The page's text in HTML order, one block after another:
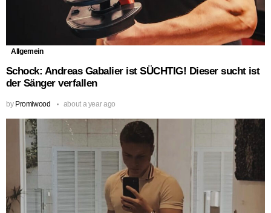
Allgemein
Schock: Andreas Gabalier ist SÜCHTIG! Dieser sucht ist
der Sänger verfallen
by Promiwood about a year ago